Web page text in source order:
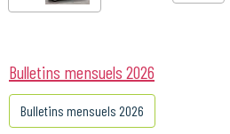
Bulletins mensuels 2026
Bulletins mensuels 2026